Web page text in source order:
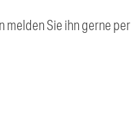
melden Sie ihn gerne per